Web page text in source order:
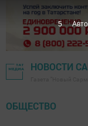
НОВОСТИ
ОБЩЕСТВО
4